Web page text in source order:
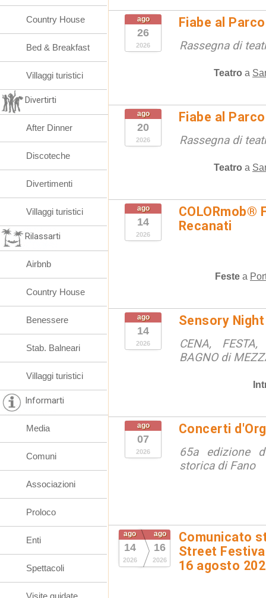
ago
26
2026
Fiabe al
Rassegna di
Teatro a
ago
20
2026
Fiabe al
Rassegna di
Teatro a
ago
14
2026
COLORmob®
Recanati
Feste a
ago
14
2026
Sensory Night
CENA,
BAGNO di
ago
07
2026
Concerti
65a edizione
storica di Fano
ago
14
2026
ago
16
2026
Comunicato
Street
16 agosto
Country House
Bed & Breakfast
Villaggi turistici
Divertirti
After Dinner
Discoteche
Divertimenti
Villaggi turistici
Rilassarti
Airbnb
Country House
Benessere
Stab. Balneari
Villaggi turistici
Informarti
Media
Comuni
Associazioni
Proloco
Enti
Spettacoli
Visite guidate